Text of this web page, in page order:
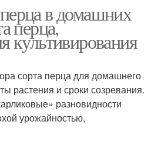
Жгучий перец
Перец в огороде
в домашних
перца,
культивирования
сорта перца для домашнего
растения и сроки созревания.
разновидности
урожайностью,